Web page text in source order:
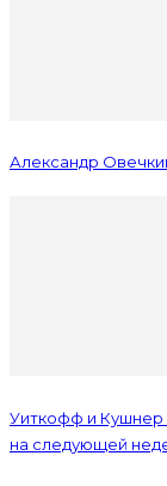
Александр
Уиткофф и Кушнер
на следующей